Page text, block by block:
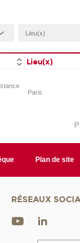
Lieu(x)
Paris
Plan de site
RÉSEAUX